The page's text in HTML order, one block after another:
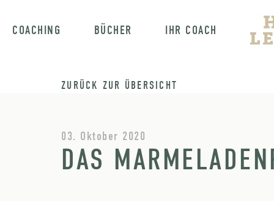
COACHING BÜCHER IHR COACH
ZURÜCK ZUR ÜBERSICHT
03. Oktober 2020
DAS